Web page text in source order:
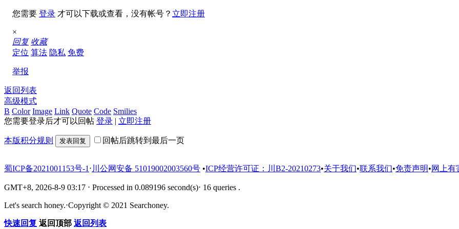
您需要 登录 才可以下载或查看，没有帐号？ 立即注册
×
回复 收藏
定位 算法 隐私 免费
举报
返回列表
高级模式
B Color Image Link Quote Code Smilies
您需要登录后才可以回帖 登录 | 立即注册
本版积分规则 发表回复 回帖后跳转到最后一页
蜀ICP备2021001153号-1 ⋅ 川公网安备 51019002003560号 •ICP经营许可证：川B2-20210273•关于我们•联系我们•免责声明•网上有
GMT+8, 2026-8-9 03:17 ⋅ Processed in 0.089196 second(s)⋅ 16 queries .
Let's search honey.⋅Copyright © 2021 Searchoney.
快速回复 返回顶部 返回列表